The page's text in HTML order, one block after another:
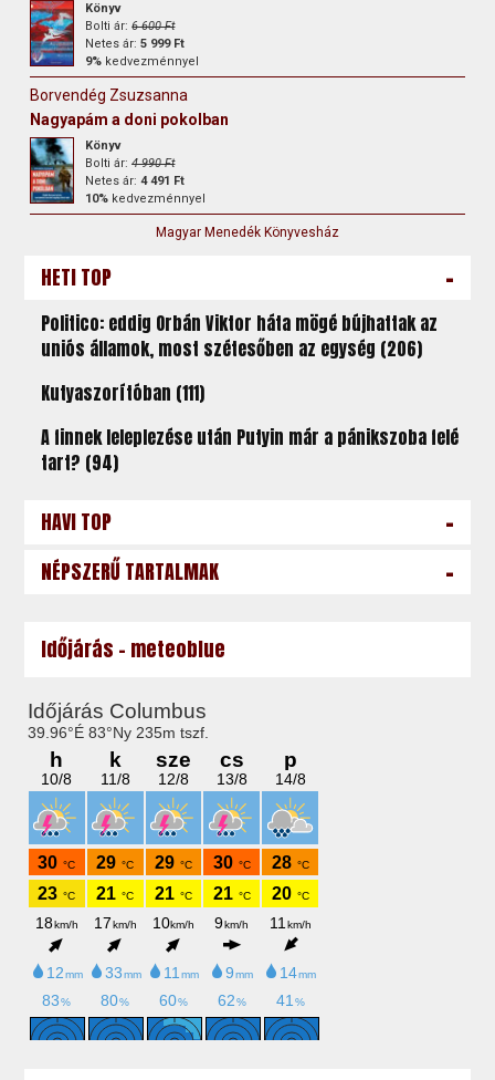
Könyv
Bolti ár:6 600 Ft
Netes ár:5 999 Ft
9% kedvezménnyel
Borvendég Zsuzsanna
Nagyapám a doni pokolban
Könyv
Bolti ár:4 990 Ft
Netes ár:4 491 Ft
10% kedvezménnyel
Magyar Menedék Könyvesház
HETI TOP -
Politico: eddig Orbán Viktor háta mögé bújhattak az
uniós államok, most szétesőben az egység (206)
Kutyaszorítóban (111)
A finnek leleplezése után Putyin már a pánikszoba felé
tart? (94)
HAVI TOP -
NÉPSZERŰ TARTALMAK -
Időjárás - meteoblue